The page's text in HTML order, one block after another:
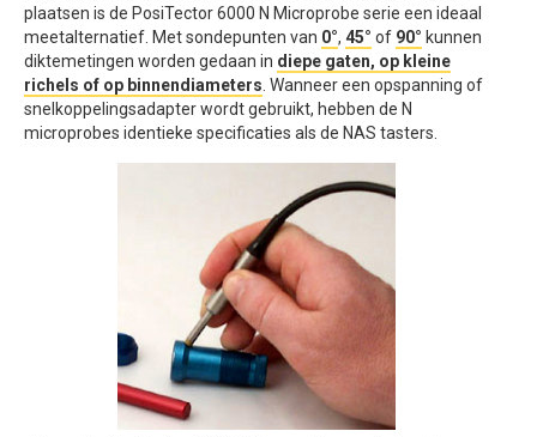
plaatsen is de PosiTector 6000 N Microprobe serie een ideaal
meetalternatief. Met sondepunten van 0°, 45° of 90° kunnen
diktemetingen worden gedaan in diepe gaten, op kleine
richels of op binnendiameters . Wanneer een opspanning of
snelkoppelingsadapter wordt gebruikt, hebben de N
microprobes identieke specificaties als de NAS tasters.